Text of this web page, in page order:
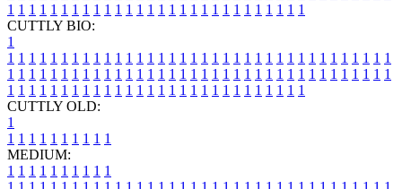
1 1 1 1 1 1 1 1 1 1 1 1 1 1 1 1 1 1 1 1 1 1 1 1 1 1 1 1
CUTTLY BIO:
1
1 1 1 1 1 1 1 1 1 1 1 1 1 1 1 1 1 1 1 1 1 1 1 1 1 1 1 1 1 1 1 1 1 1 1 1
1 1 1 1 1 1 1 1 1 1 1 1 1 1 1 1 1 1 1 1 1 1 1 1 1 1 1 1 1 1 1 1 1 1 1 1
1 1 1 1 1 1 1 1 1 1 1 1 1 1 1 1 1 1 1 1 1 1 1 1 1 1 1 1
CUTTLY OLD:
1
1 1 1 1 1 1 1 1 1 1
MEDIUM:
1 1 1 1 1 1 1 1 1 1